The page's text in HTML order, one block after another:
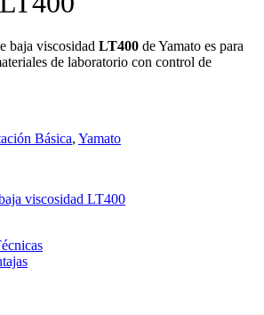
baja viscosidad LT400 de Yamato es para
de laboratorio con control de
Básica, Yamato
viscosidad LT400